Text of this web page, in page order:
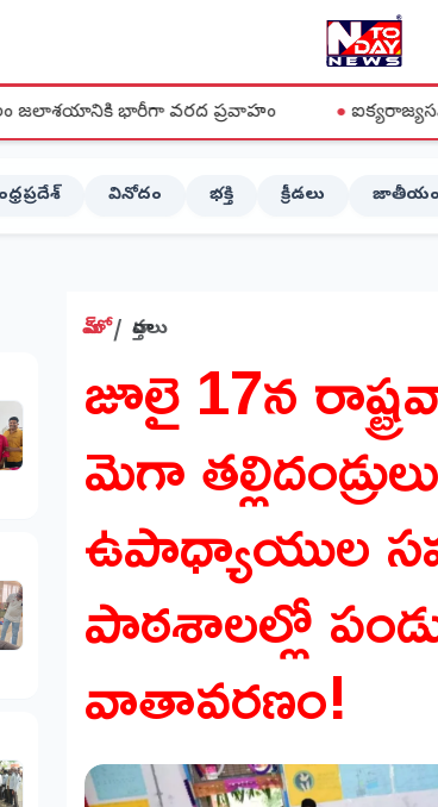
వరద ప్రవాహం ●ఐక్యరాజ్యసమితి గుర్తించిన
వినోదం భక్తి క్రీడలు జాతీయం
హోమ్ వార్తలు
జూలై 17న
మెగా
ఉపాధ్యాయుల
పాఠశాలల్లో
వాతావరణం!